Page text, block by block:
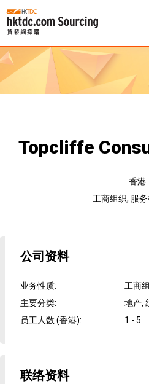
Topcliffe
香港
工商组织, 服
公司资料
业务性质:
工商
主要分类:
地产,
员工人数 (香港): 1 - 5
联络资料